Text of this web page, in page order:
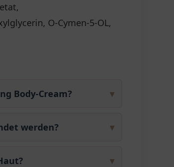
O-Cymen-5-OL,
▾
Body-Cream?
▾
werden?
▾